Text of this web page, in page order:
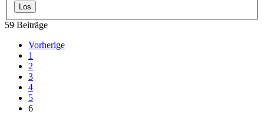
59 Beiträge
Vorherige
1
2
3
4
5
6